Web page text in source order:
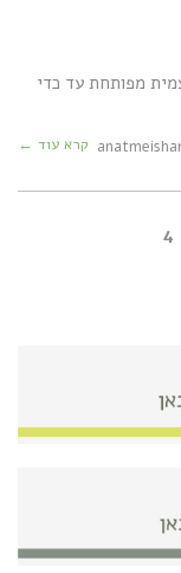
מפותחת עד כדי
קרא עוד ←
4